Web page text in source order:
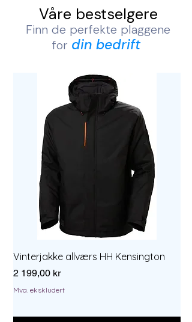
Våre bestselgere
Finn de perfekte plaggene
for din bedrift
Vinterjakke allværs HH Kensington
Pris
2 199,00 kr
Mva. ekskludert